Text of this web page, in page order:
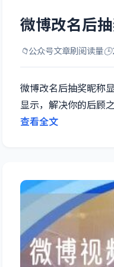
微博改名后
📁公众号文章刷阅读量🕒
微博改名后抽奖昵称
显示，解决你的后顾之
查看全文